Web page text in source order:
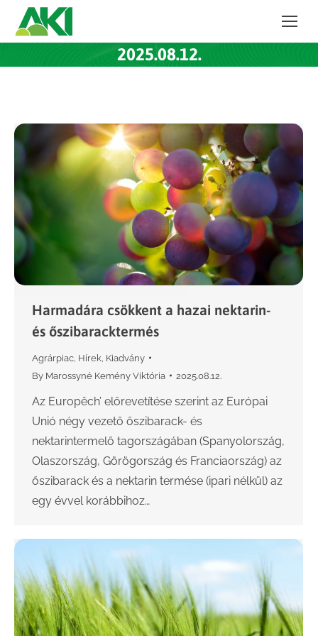
2025.08.12.
Harmadára csökkent a hazai nektarin-
és őszibaracktermés
Agrárpiac Hírek Kiadvány
By Marossyné Kemény Viktória 2025.08.12.
Az Europêch’ előrevetítése szerint az Európai
Unió négy vezető őszibarack- és
nektarintermelő tagországában (Spanyolország,
Olaszország, Görögország és Franciaország) az
őszibarack és a nektarin termése (ipari nélkül) az
egy évvel korábbihoz…